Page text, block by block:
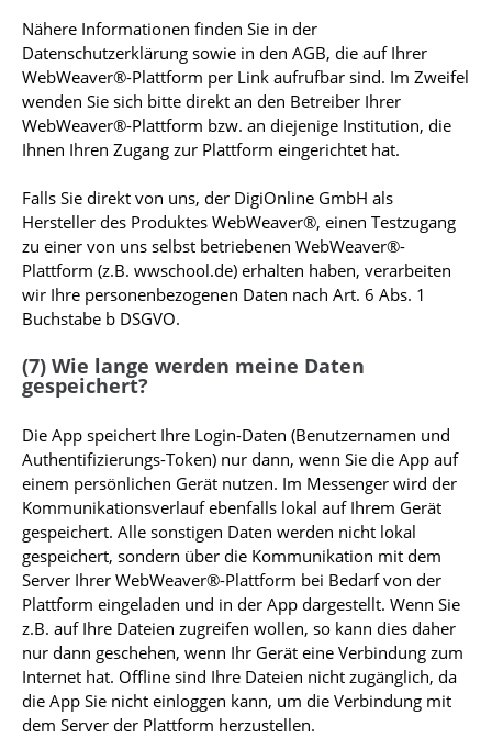
Nähere Informationen finden Sie in der
Datenschutzerklärung sowie in den AGB, die auf Ihrer
WebWeaver®-Plattform per Link aufrufbar sind. Im Zweifel
wenden Sie sich bitte direkt an den Betreiber Ihrer
WebWeaver®-Plattform bzw. an diejenige Institution, die
Ihnen Ihren Zugang zur Plattform eingerichtet hat.
Falls Sie direkt von uns, der DigiOnline GmbH als
Hersteller des Produktes WebWeaver®, einen Testzugang
zu einer von uns selbst betriebenen WebWeaver®-
Plattform (z.B. wwschool.de) erhalten haben, verarbeiten
wir Ihre personenbezogenen Daten nach Art. 6 Abs. 1
Buchstabe b DSGVO.
(7) Wie lange werden meine Daten
gespeichert?
Die App speichert Ihre Login-Daten (Benutzernamen und
Authentifizierungs-Token) nur dann, wenn Sie die App auf
einem persönlichen Gerät nutzen. Im Messenger wird der
Kommunikationsverlauf ebenfalls lokal auf Ihrem Gerät
gespeichert. Alle sonstigen Daten werden nicht lokal
gespeichert, sondern über die Kommunikation mit dem
Server Ihrer WebWeaver®-Plattform bei Bedarf von der
Plattform eingeladen und in der App dargestellt. Wenn Sie
z.B. auf Ihre Dateien zugreifen wollen, so kann dies daher
nur dann geschehen, wenn Ihr Gerät eine Verbindung zum
Internet hat. Offline sind Ihre Dateien nicht zugänglich, da
die App Sie nicht einloggen kann, um die Verbindung mit
dem Server der Plattform herzustellen.